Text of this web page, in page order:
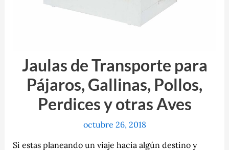
Jaulas de Transporte para
Pájaros, Gallinas, Pollos,
Perdices y otras Aves
octubre 26, 2018
Si estas planeando un viaje hacia algún destino y